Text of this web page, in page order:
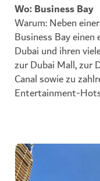
Wo: Business Bay
Warum: Neben
Business Bay
Dubai und ihren
zur Dubai Mall, zur
Canal sowie zu
Entertainment-